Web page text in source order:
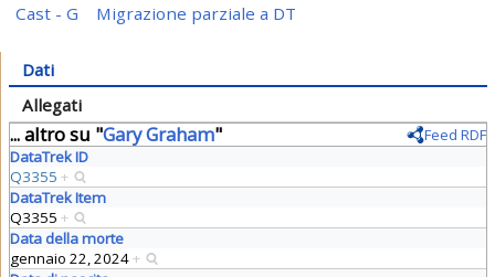
Cast - G
Migrazione parziale a DT
Dati
Allegati
... altro su "Gary Graham"
Feed RDF
DataTrek ID
Q3355 +
DataTrek Item
Q3355 +
Data della morte
gennaio 22, 2024+